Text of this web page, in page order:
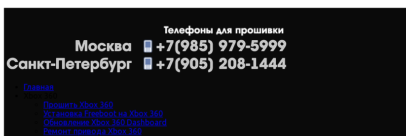
Главная
Прошить Xbox 360
Установка Freeboot на Xbox 360
Обновление Xbox 360 Dashboard
Ремонт привода Xbox 360